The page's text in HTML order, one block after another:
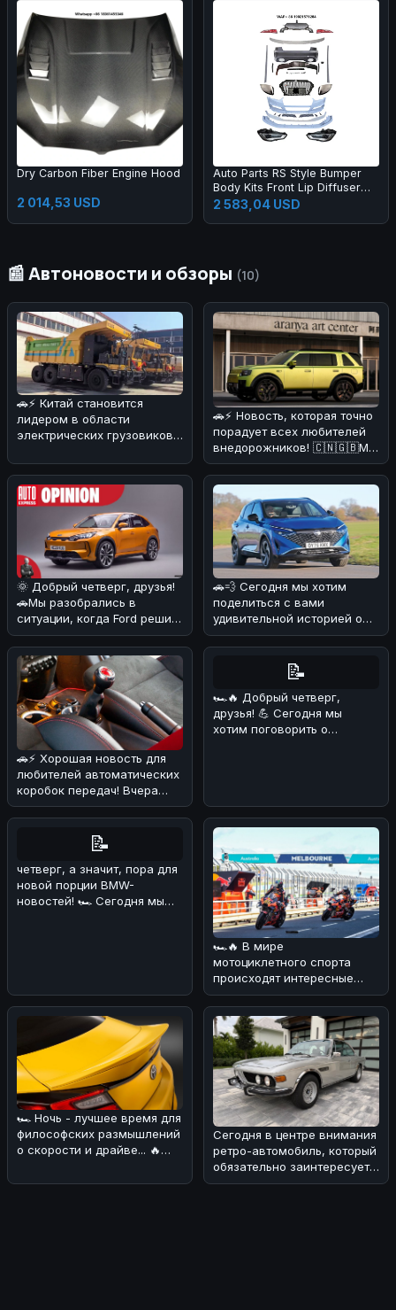
Dry Carbon Fiber Engine Hood
2 014,53 USD
Auto Parts RS Style Bumper
Body Kits Front Lip Diffuser
Side Skirts Headlights
Taillights Bumper Body Kit for
2 583,04 USD
📰 Автоновости и обзоры (10)
🚗⚡ Китай становится
лидером в области
электрических грузовиков!
начал работат
🚗⚡ Новость, которая точно
порадует всех любителей
внедорожников! 🇨🇳🇬🇧Мы
разобрались в деталях и
🌞 Добрый четверг, друзья!
🚗Мы разобрались в
ситуации, когда Ford решил
объединиться с китайскими
б
🚗💨 Сегодня мы хотим
поделиться с вами
удивительной историей о
Nissan Qashqai, который
сумел преодо
🚗⚡ Хорошая новость для
любителей автоматических
коробок передач! Вчера
стало известно, что еще
один
📝
🏎🔥 Добрый четверг,
друзья! 💪 Сегодня мы
хотим поговорить о
📝
четверг, а значит, пора для
новой порции BMW-
новостей! 🏎 Сегодня мы
🏎🔥 В мире
мотоциклетного спорта
происходят интересные
изменения! 💪 В
преддверии нового сезона
Wor
🏎 Ночь - лучшее время для
философских размышлений
о скорости и драйве... 🔥
Сегодня в центре внимания
ретро-автомобиль, который
обязательно заинтересует
поклонников BMW! 🏎Речь